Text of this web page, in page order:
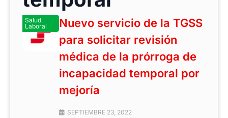
Salud
Laboral
Nuevo servicio de la TGSS
para solicitar revisión
médica de la prórroga de
incapacidad temporal por
mejoría
SEPTIEMBRE 23, 2022